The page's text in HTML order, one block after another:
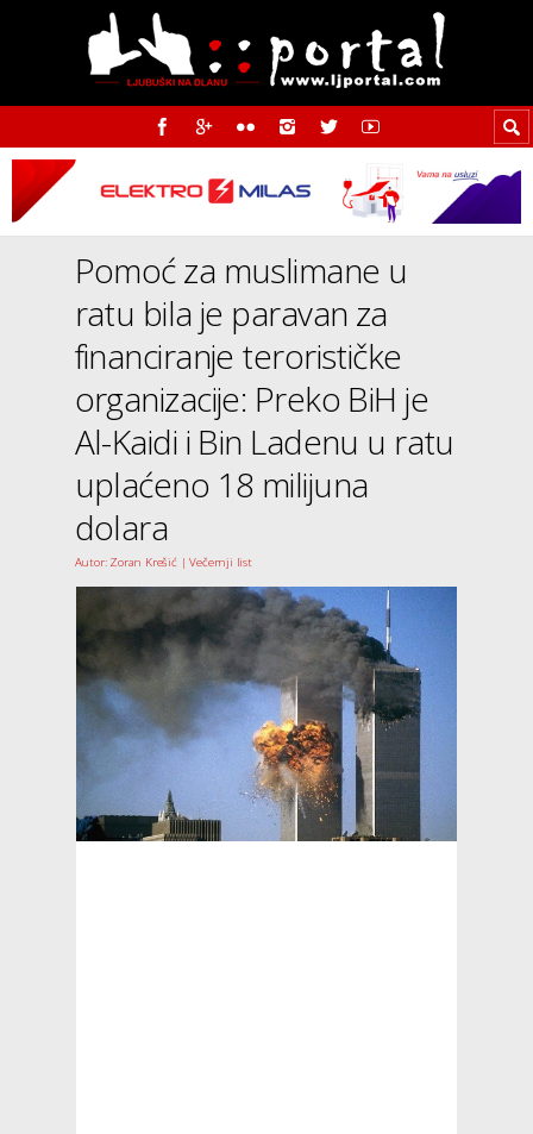
Pomoć za muslimane u
ratu bila je paravan za
financiranje terorističke
organizacije: Preko BiH je
Al-Kaidi i Bin Ladenu u ratu
uplaćeno 18 milijuna
dolara
Autor: Zoran Krešić | Večernji list